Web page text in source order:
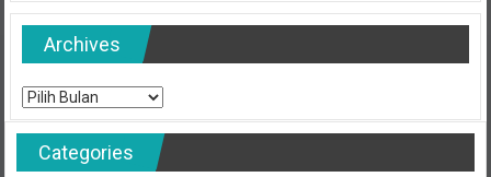
Archives
Archives
Categories